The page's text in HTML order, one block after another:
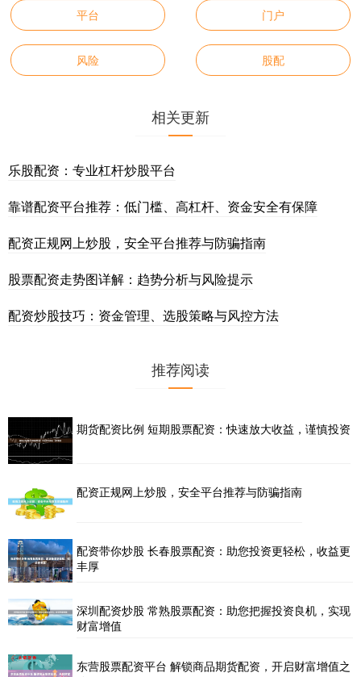
平台 门户
风险 股配
相关更新
乐股配资：专业杠杆炒股平台
靠谱配资平台推荐：低门槛、高杠杆、资金安全有保障
配资正规网上炒股，安全平台推荐与防骗指南
股票配资走势图详解：趋势分析与风险提示
配资炒股技巧：资金管理、选股策略与风控方法
推荐阅读
期货配资比例 短期股票配资：快速放大收益，谨慎投资
配资正规网上炒股，安全平台推荐与防骗指南
配资带你炒股 长春股票配资：助您投资更轻松，收益更
丰厚
深圳配资炒股 常熟股票配资：助您把握投资良机，实现
财富增值
东营股票配资平台 解锁商品期货配资，开启财富增值之